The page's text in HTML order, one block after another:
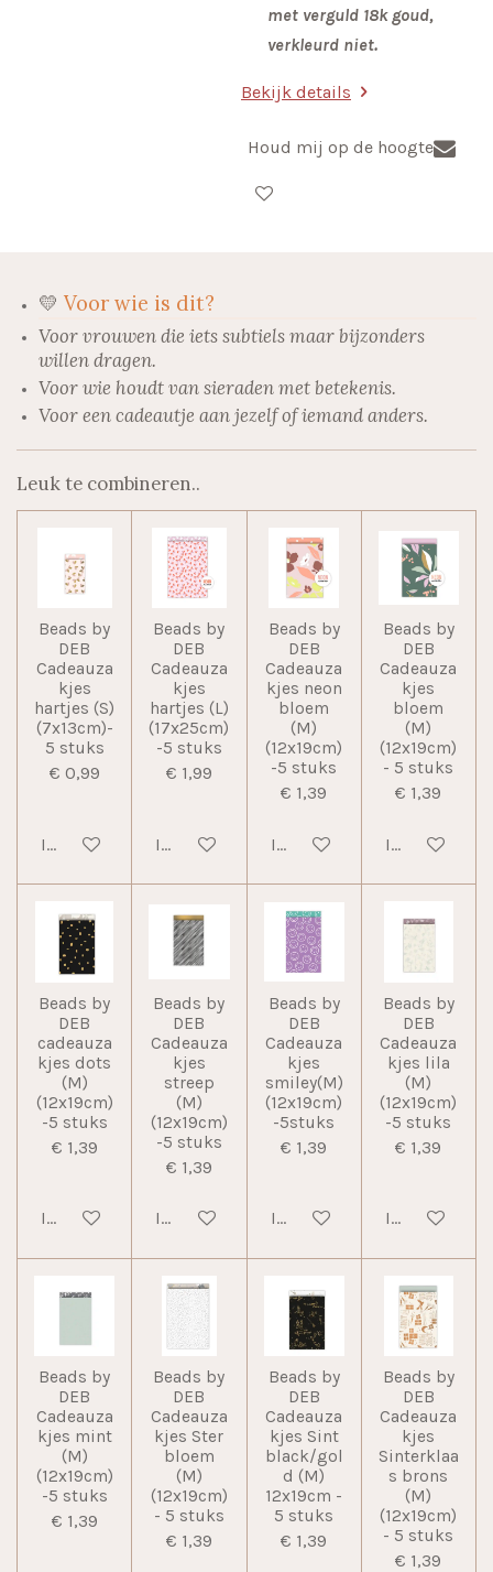
met verguld 18k goud,
verkleurd niet.
Bekijk details
Houd mij op de hoogte
💛 Voor wie is dit?
Voor vrouwen die iets subtiels maar bijzonders
willen dragen.
Voor wie houdt van sieraden met betekenis.
Voor een cadeautje aan jezelf of iemand anders.
Leuk te combineren..
Beads by
DEB
Cadeauza
kjes
hartjes (S)
(7x13cm)-
5 stuks
€ 0,99
In winkelwagen
Beads by
DEB
Cadeauza
kjes
hartjes (L)
(17x25cm)
-5 stuks
€ 1,99
In winkelwagen
Beads by
DEB
Cadeauza
kjes neon
bloem
(M)
(12x19cm)
-5 stuks
€ 1,39
In winkelwagen
Beads by
DEB
Cadeauza
kjes
bloem
(M)
(12x19cm)
- 5 stuks
€ 1,39
In
Beads by
DEB
cadeauza
kjes dots
(M)
(12x19cm)
-5 stuks
€ 1,39
In winkelwagen
Beads by
DEB
Cadeauza
kjes
streep
(M)
(12x19cm)
-5 stuks
€ 1,39
In winkelwagen
Beads by
DEB
Cadeauza
kjes
smiley(M)
(12x19cm)
-5stuks
€ 1,39
In winkelwagen
Beads by
DEB
Cadeauza
kjes lila
(M)
(12x19cm)
-5 stuks
€ 1,39
In
Beads by
DEB
Cadeauza
kjes mint
(M)
(12x19cm)
-5 stuks
€ 1,39
Beads by
DEB
Cadeauza
kjes Ster
bloem
(M)
(12x19cm)
- 5 stuks
€ 1,39
Beads by
DEB
Cadeauza
kjes Sint
black/gol
d (M)
12x19cm -
5 stuks
€ 1,39
Beads by
DEB
Cadeauza
kjes
Sinterklaa
s brons
(M)
(12x19cm)
- 5 stuks
€ 1,39